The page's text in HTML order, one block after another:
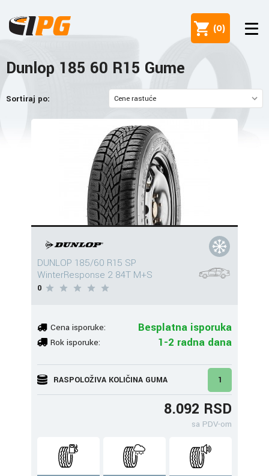
(0)
Dunlop 185 60 R15 Gume
Sortiraj po:
DUNLOP 185/60 R15 SP
WinterResponse 2 84T M+S
0
Cena isporuke: Besplatna isporuka
Rok isporuke: 1-2 radna dana
RASPOLOŽIVA KOLIČINA GUMA 1
8.092 RSD
sa PDV-om